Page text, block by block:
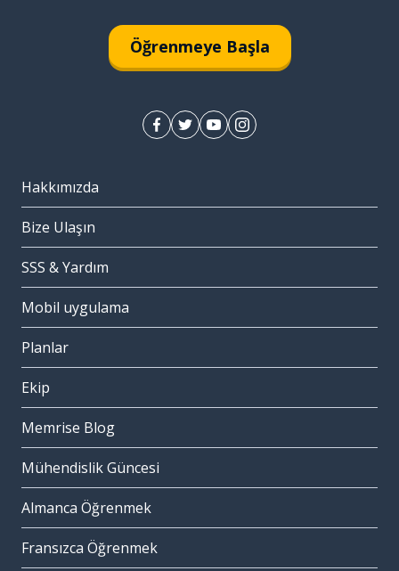
Öğrenmeye Başla
Hakkımızda
Bize Ulaşın
SSS & Yardım
Mobil uygulama
Planlar
Ekip
Memrise Blog
Mühendislik Güncesi
Almanca Öğrenmek
Fransızca Öğrenmek